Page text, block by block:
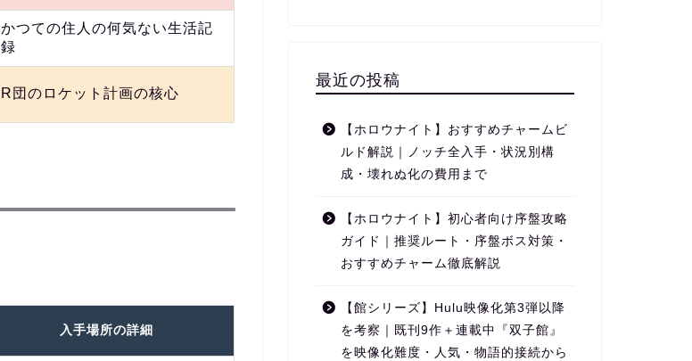
かつての住人の何気ない生活記
録
R団のロケット計画の核心
入手場所の詳細
最近の投稿
【ホロウナイト】おすすめチャームビ
ルド解説｜ノッチ全入手・状況別構
成・壊れぬ化の費用まで
【ホロウナイト】初心者向け序盤攻略
ガイド｜推奨ルート・序盤ボス対策・
おすすめチャーム徹底解説
【館シリーズ】Hulu映像化第3弾以降
を考察｜既刊9作＋連載中『双子館』
を映像化難度・人気・物語的接続から